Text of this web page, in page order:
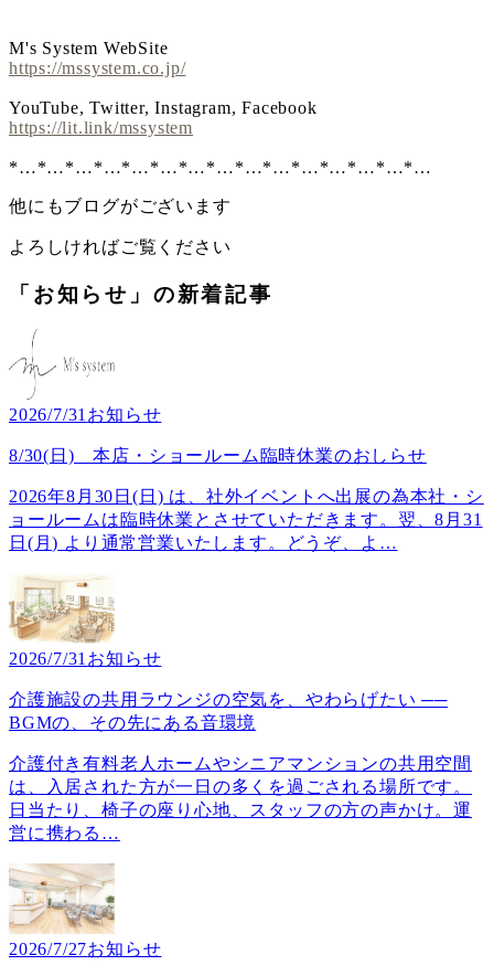
M's System WebSite
https://mssystem.co.jp/
YouTube, Twitter, Instagram, Facebook
https://lit.link/mssystem
*…*…*…*…*…*…*…*…*…*…*…*…*…*…*…
他にもブログがございます
よろしければご覧ください
「お知らせ」の新着記事
2026/7/31お知らせ
8/30(日) 本店・ショールーム臨時休業のおしらせ
2026年8月30日(日) は、社外イベントへ出展の為本社・シ
ョールームは臨時休業とさせていただきます。翌、8月31
日(月) より通常営業いたします。どうぞ、よ …
2026/7/31お知らせ
介護施設の共用ラウンジの空気を、やわらげたい ──
BGMの、その先にある音環境
介護付き有料老人ホームやシニアマンションの共用空間
は、入居された方が一日の多くを過ごされる場所です。
日当たり、椅子の座り心地、スタッフの方の声かけ。運
営に携わる …
2026/7/27お知らせ